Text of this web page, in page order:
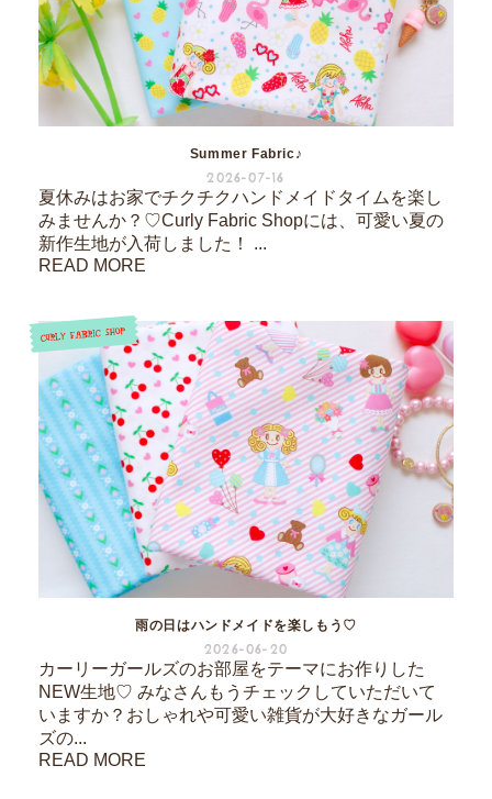
Summer Fabric♪
2026-07-16
夏休みはお家でチクチクハンドメイドタイムを楽し
みませんか？♡Curly Fabric Shopには、可愛い夏の
新作生地が入荷しました！ ...
READ MORE
雨の日はハンドメイドを楽しもう♡
2026-06-20
カーリーガールズのお部屋をテーマにお作りした
NEW生地♡ みなさんもうチェックしていただいて
いますか？おしゃれや可愛い雑貨が大好きなガール
ズの...
READ MORE